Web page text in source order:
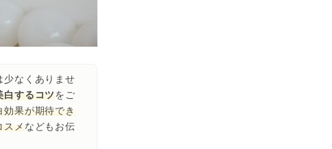
少なくありませ
白するコツをご
果が期待でき
スメ などもお伝